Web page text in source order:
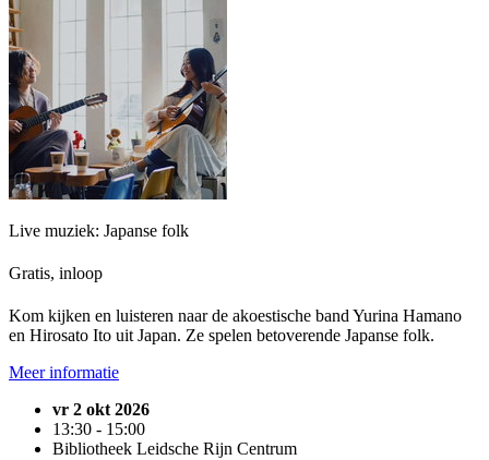
Live muziek: Japanse folk
Gratis, inloop
Kom kijken en luisteren naar de akoestische band Yurina Hamano
en Hirosato Ito uit Japan. Ze spelen betoverende Japanse folk.
Meer informatie
vr 2 okt 2026
13:30 - 15:00
Bibliotheek Leidsche Rijn Centrum